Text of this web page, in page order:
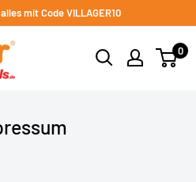
mit Code VILLAGER10
0